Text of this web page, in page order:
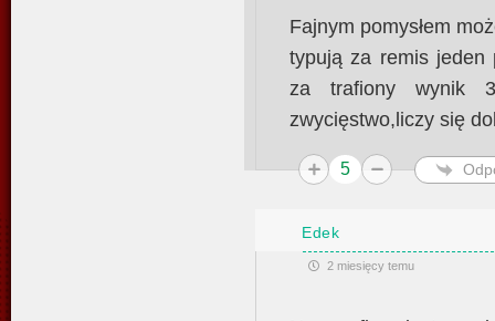
Fajnym pomysłem
typują za remis jeden
za trafiony wynik
zwycięstwo,liczy się
5
Edek
2 miesięcy temu